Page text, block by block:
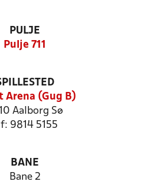
PULJE
Pulje 711
Arena (Gug B)
Aalborg Sø
9814 5155
BANE
Bane 2